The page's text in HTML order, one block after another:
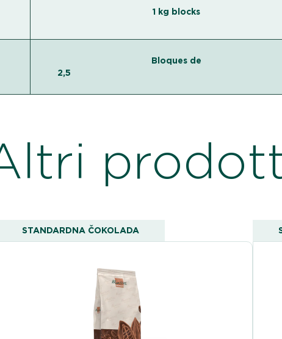
1 kg blocks
Bloques de
2,5
STANDARDNA ČOKOLADA